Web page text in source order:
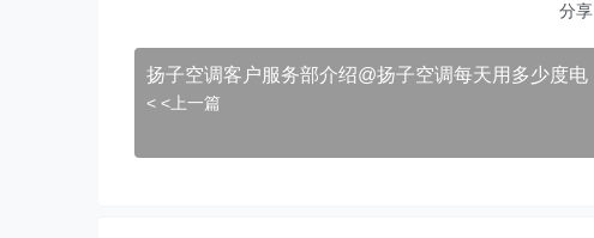
分享
扬子空调客户服务部介绍@扬子空调每天用多少度电
< <上一篇